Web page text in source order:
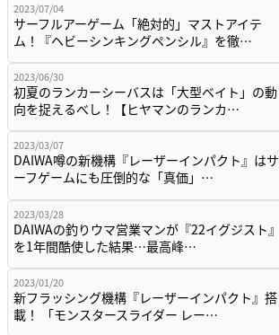
2023/07/04
サーフルアーゲーム「絶対的」マストアイテ
ム！『ヘビーシンキングペンシル』を徹…
2023/06/30
初夏のランカーシーバスは「大型ベイト」の動
向を捉えるべし！【ヒヤマンのランカ…
2023/03/07
DAIWA噂の新機構『レーザーインパクト』はサ
ーフゲームにも圧倒的な「真価」…
2023/03/28
DAIWAの釣りウマ営業マンが『22イグジスト』
を1年間酷使した結果…最高峰…
2023/01/20
新フラッシング機構『レーザーインパクト』搭
載！ 「モンスタースライダー レー…